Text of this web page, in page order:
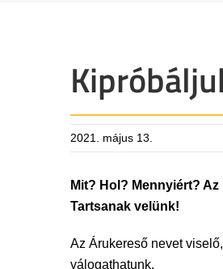
2021. május 13.
Mit? Hol? Mennyiért?
Tartsanak velünk!
Az Árukereső nevet
válogathatunk.